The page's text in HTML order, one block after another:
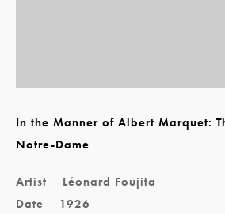
In the Manner of Albert Marquet:
Notre-Dame
Artist
Léonard Foujita
Date
1926